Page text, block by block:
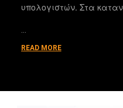
υπολογιστών. Στα
READ MORE